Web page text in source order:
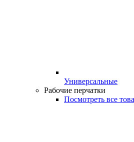
Универсальные
Рабочие перчатки
Посмотреть все